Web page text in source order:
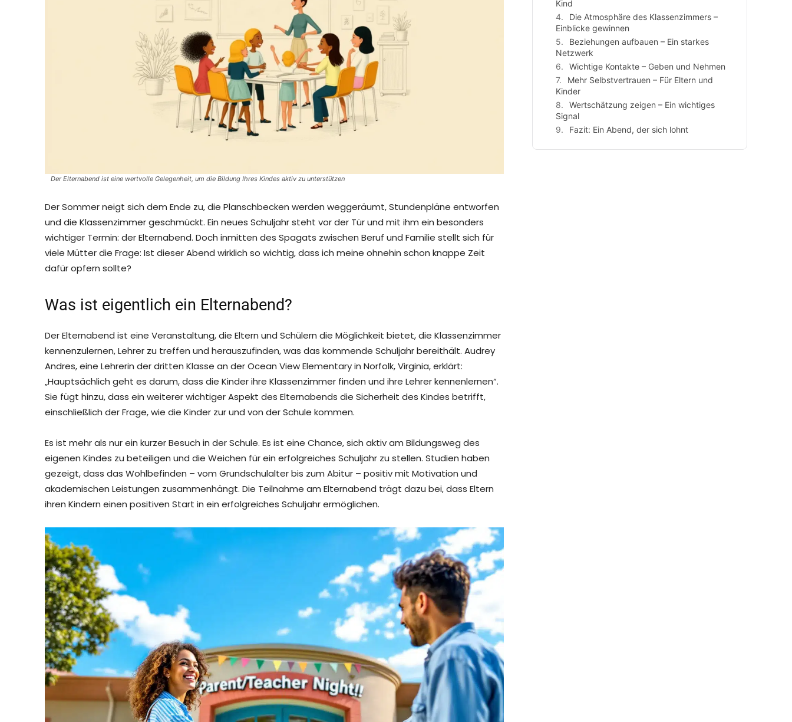
Der Elternabend ist eine wertvolle Gelegenheit, um die Bildung Ihres Kindes aktiv zu unterstützen
Der Sommer neigt sich dem Ende zu, die Planschbecken werden weggeräumt, Stundenpläne entworfen
und die Klassenzimmer geschmückt. Ein neues Schuljahr steht vor der Tür und mit ihm ein besonders
wichtiger Termin: der Elternabend. Doch inmitten des Spagats zwischen Beruf und Familie stellt sich für
viele Mütter die Frage: Ist dieser Abend wirklich so wichtig, dass ich meine ohnehin schon knappe Zeit
dafür opfern sollte?
Was ist eigentlich ein Elternabend?
Der Elternabend ist eine Veranstaltung, die Eltern und Schülern die Möglichkeit bietet, die Klassenzimmer
kennenzulernen, Lehrer zu treffen und herauszufinden, was das kommende Schuljahr bereithält. Audrey
Andres, eine Lehrerin der dritten Klasse an der Ocean View Elementary in Norfolk, Virginia, erklärt:
„Hauptsächlich geht es darum, dass die Kinder ihre Klassenzimmer finden und ihre Lehrer kennenlernen“.
Sie fügt hinzu, dass ein weiterer wichtiger Aspekt des Elternabends die Sicherheit des Kindes betrifft,
einschließlich der Frage, wie die Kinder zur und von der Schule kommen.
Es ist mehr als nur ein kurzer Besuch in der Schule. Es ist eine Chance, sich aktiv am Bildungsweg des
eigenen Kindes zu beteiligen und die Weichen für ein erfolgreiches Schuljahr zu stellen. Studien haben
gezeigt, dass das Wohlbefinden – vom Grundschulalter bis zum Abitur – positiv mit Motivation und
akademischen Leistungen zusammenhängt. Die Teilnahme am Elternabend trägt dazu bei, dass Eltern
ihren Kindern einen positiven Start in ein erfolgreiches Schuljahr ermöglichen.
Kind
Die Atmosphäre des Klassenzimmers –
Einblicke gewinnen
Beziehungen aufbauen – Ein starkes
Netzwerk
Wichtige Kontakte – Geben und Nehmen
Mehr Selbstvertrauen – Für Eltern und
Kinder
Wertschätzung zeigen – Ein wichtiges
Signal
Fazit: Ein Abend, der sich lohnt